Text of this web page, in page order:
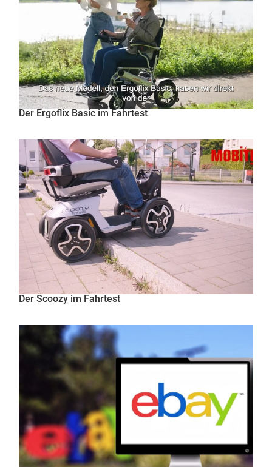
Der Ergoflix Basic im Fahrtest
Der Scoozy im Fahrtest